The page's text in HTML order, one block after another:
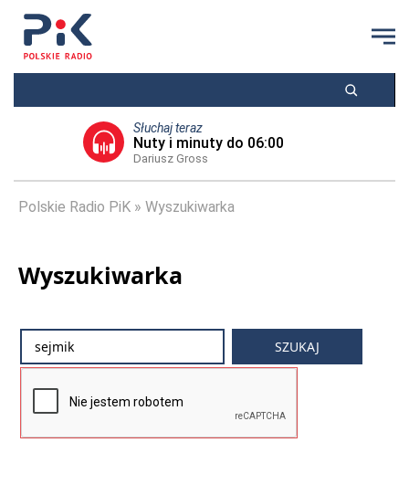
Słuchaj teraz
Nuty i minuty do 06:00
Dariusz Gross
Polskie Radio PiK Wyszukiwarka
Wyszukiwarka